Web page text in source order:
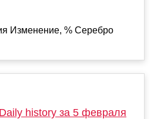
Изменение, % Серебро
history за 5 февраля